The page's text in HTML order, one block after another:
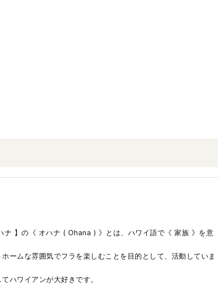
ナ 】の《 オハナ ( Ohana ) 》とは、ハワイ語で《 家族 》を意
ームな雰囲気でフラを楽しむことを目的として、活動していま
ハワイアンが大好きです。